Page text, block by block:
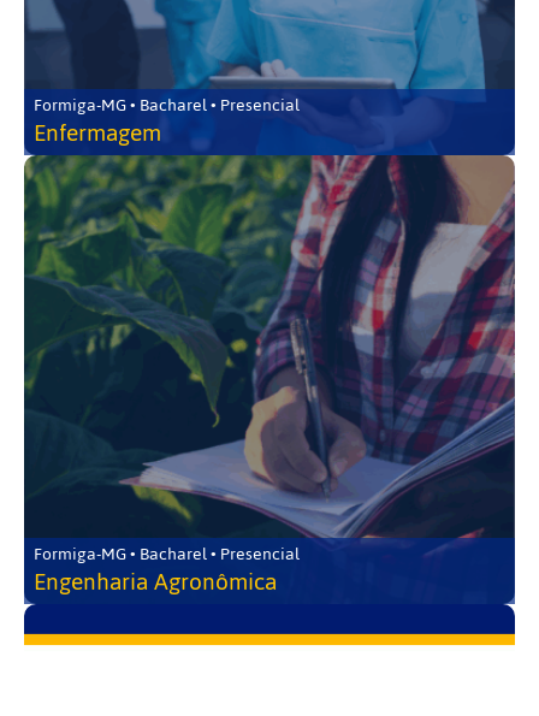
Formiga-MG • Bacharel • Presencial
Enfermagem
Formiga-MG • Bacharel • Presencial
Engenharia Agronômica